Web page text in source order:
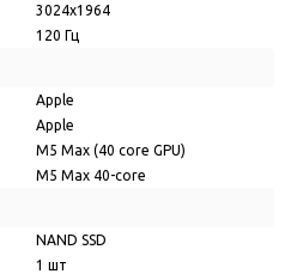
3024x1964
120 Гц
Apple
Apple
M5 Max (40 core GPU)
M5 Max 40-core
NAND SSD
1 шт